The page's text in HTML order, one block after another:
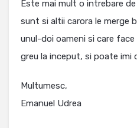
Este mai mult o intrebare
sunt si altii carora le merge
unul-doi oameni si care
greu la inceput, si poate imi
Multumesc,
Emanuel Udrea